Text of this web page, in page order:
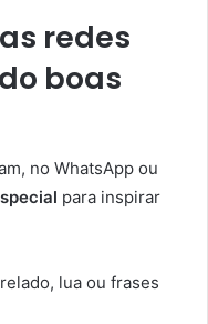
redes
boas
no WhatsApp ou
para inspirar
lua ou frases